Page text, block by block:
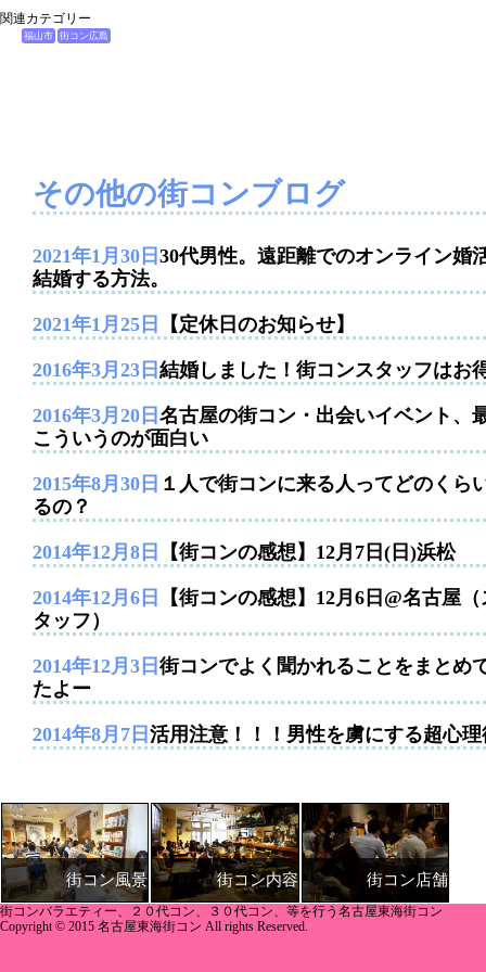
関連カテゴリー
福山市 街コン広島
その他の街コンブログ
2021年1月30日 30代男性。遠距離でのオンライン婚
結婚する方法。
2021年1月25日 【定休日のお知らせ】
2016年3月23日 結婚しました！街コンスタッフはお
2016年3月20日 名古屋の街コン・出会いイベント、
こういうのが面白い
2015年8月30日 １人で街コンに来る人ってどのくら
るの？
2014年12月8日 【街コンの感想】12月7日(日)浜松
2014年12月6日
【街コンの感想】12月6日@名古屋（
タッフ）
2014年12月3日 街コンでよく聞かれることをまとめ
たよー
2014年8月7日 活用注意！！！男性を虜にする超心理
街コン風景 街コン内容 街コン店舗
街コンバラエティー、２０代コン、３０代コン、等を行う名古屋東海街コン
Copyright © 2015 名古屋東海街コン All rights Reserved.